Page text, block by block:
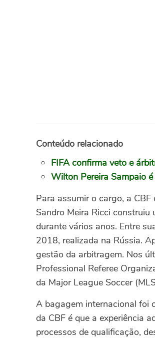
Conteúdo relacionado
FIFA confirma veto e
Wilton Pereira Sampaio
Para assumir o cargo, a
Sandro Meira Ricci
durante vários anos. Entre
2018, realizada na Rússia.
gestão da arbitragem. Nos
Professional Referee
da Major League Soccer
A bagagem internacional foi
da CBF é que a experiência
processos de qualificação,